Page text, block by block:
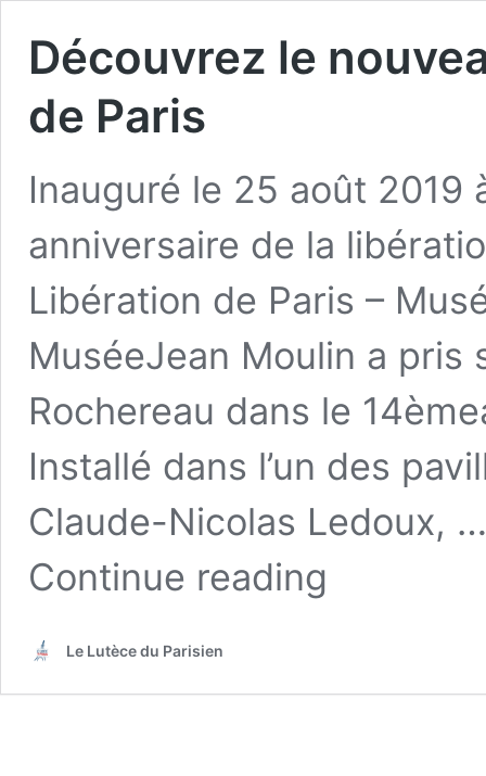
Découvrez le
de Paris
Inauguré le 25 août 2019
anniversaire de la
Libération de Paris –
MuséeJean Moulin a
Rochereau dans le
Installé dans l’un des
Claude-Nicolas Ledoux,
Continue reading
Le Lutèce du Parisien